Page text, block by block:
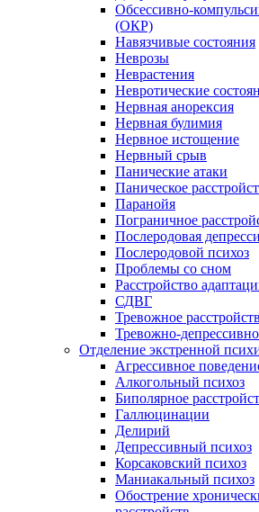
Обсессивно-
(ОКР)
Навязчивые состояния
Неврозы
Неврастения
Невротические
Нервная анорексия
Нервная булимия
Нервное истощение
Нервный срыв
Панические атаки
Паническое
Паранойя
Пограничное
Послеродовая
Послеродовой психоз
Проблемы со сном
Расстройство
СДВГ
Тревожное
Тревожно-
Отделение экстренной
Агрессивное
Алкогольный психоз
Биполярное
Галлюцинации
Делирий
Депрессивный психоз
Корсаковский психоз
Маниакальный психоз
Обострение